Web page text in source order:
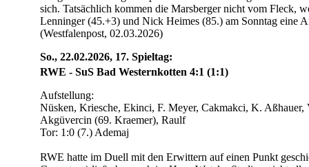
sich. Tatsächlich kommen die Marsberger nicht vom Fleck,
Lenninger (45.+3) und Nick Heimes (85.) am Sonntag eine
(Westfalenpost, 02.03.2026)
So., 22.02.2026, 17. Spieltag:
RWE - SuS Bad Westernkotten 4:1 (1:1)
Aufstellung:
Nüsken, Kriesche, Ekinci, F. Meyer, Cakmakci, K.
Akgüvercin (69. Kraemer), Raulf
Tor: 1:0 (7.) Ademaj
RWE hatte im Duell mit den Erwittern auf einen Punkt